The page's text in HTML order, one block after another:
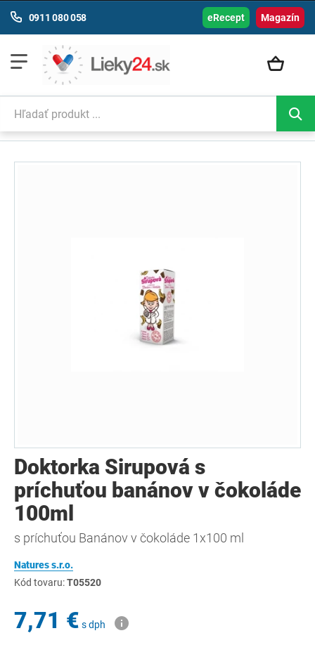
Magazín
0911 080 058 eRecept
Doktorka Sirupová s
príchuťou banánov v čokoláde
100ml
s príchuťou Banánov v čokoláde 1x100 ml
Natures s.r.o.
Kód tovaru:T05520
7,71 € s dph